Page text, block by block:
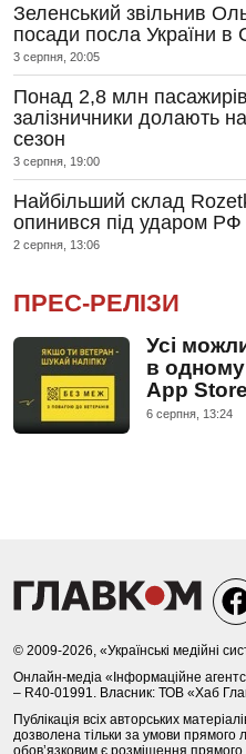
Зеленський звільнив
посади посла України
3 серпня, 20:05
Понад 2,8 млн
залізничники долають
сезон
3 серпня, 19:00
Найбільший склад
опинився під ударом РФ
2 серпня, 13:06
ПРЕС-РЕЛІЗИ
Усі
в одному
App
6 серпня, 13:24
© 2009-2026, «Українські медійні
Онлайн-медіа «Інформаційне
– R40-01991. Власник: ТОВ «Хаб
Публікація всіх авторських
дозволена тільки за умови прямого
обов’язковим є розміщення